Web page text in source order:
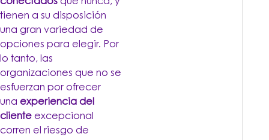
tienen a su disposición
una gran variedad de
opciones para elegir. Por
lo tanto, las
organizaciones que no se
esfuerzan por ofrecer
una experiencia del
cliente excepcional
corren el riesgo de